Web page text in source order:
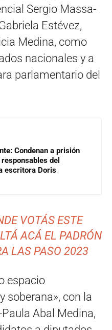
Sergio Massa-
Estévez,
Medina, como
nacionales y a
parlamentario del
Condenan a prisión
del
escritora Doris
VOTÁS ESTE
ACÁ EL PADRÓN
LAS PASO 2023
espacio
soberana», con la
Abal Medina,